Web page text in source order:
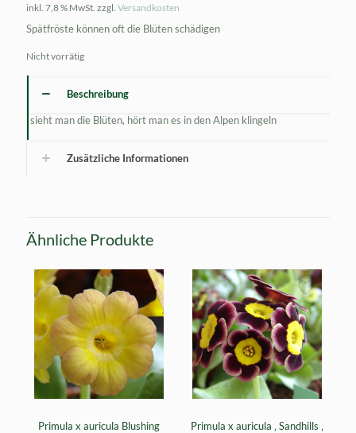
inkl. 7,8 % MwSt. zzgl. Versandkosten
Spätfröste können oft die Blüten schädigen
Nicht vorrätig
Beschreibung
sieht man die Blüten, hört man es in den Alpen klingeln
Zusätzliche Informationen
Ähnliche Produkte
Primula x auricula Blushing
Primula x auricula ‚ Sandhills ‚